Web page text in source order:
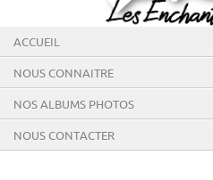
ACCUEIL
NOUS CONNAITRE
NOS ALBUMS PHOTOS
NOUS CONTACTER